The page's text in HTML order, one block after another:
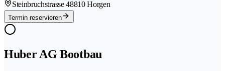
Steinbruchstrasse 48810 Horgen
Termin reservieren
Huber AG Bootbau